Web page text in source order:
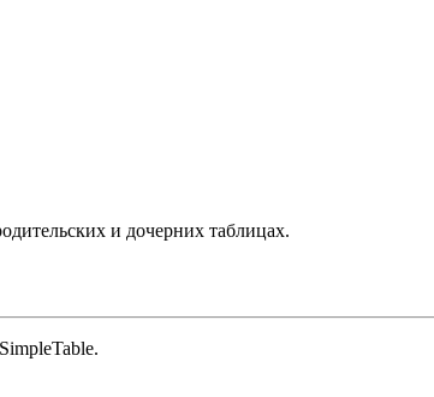
и дочерних таблицах.